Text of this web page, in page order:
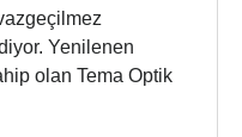
Yenilenen
olan Tema Optik